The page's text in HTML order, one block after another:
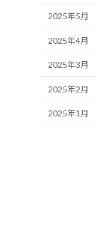
2025年5月
2025年4月
2025年3月
2025年2月
2025年1月